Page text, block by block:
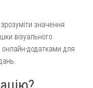
значення
візуального
онлайн-додатками для